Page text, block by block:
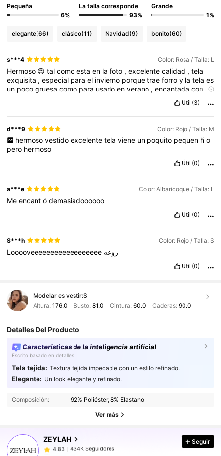
Pequeña
6%
La talla corresponde
93%
Grande
1%
elegante(66) clásico(11) Navidad(9) bonito(60)
s***4 Color: Rosa / Talla: L
Hermoso 😍talcomoestaen lafoto ,excelentecalidad ,tela
exquisita ,especial parael invierno porquetraeforroy latelaes
un pocogruesacomo para usarloenverano ,encantadacon
el
Útil (3)
d***9 Color: Rojo / Talla: M
hermoso vestido excelente tela viene un poquito pequen ñ o
pero hermoso
Útil (0)
a***e Color: Albaricoque / Talla: L
Meencantódemasiadoooooo
Útil (0)
S***h Color: Rojo / Talla: S
Looooveeeeeeeeeeeeeeeeee روعه
Útil (0)
Modelar es vestir:S
Altura: 176.0 Busto:81.0 Cintura: 60.0 Caderas: 90.0
Detalles Del Producto
Características de la inteligencia artificial
Escrito basado en detalles
Tela tejida: Textura tejida impecable con un estilo refinado.
Elegante: Un look elegante y refinado.
Composición: 92% Poliéster, 8% Elastano
Ver más
ZEYLAH
4.83 434K Seguidores
434K Seguidores
434K Seguidores
4.83
434K Seguidores
t***s
seguidoHace 1 horas
Seguir